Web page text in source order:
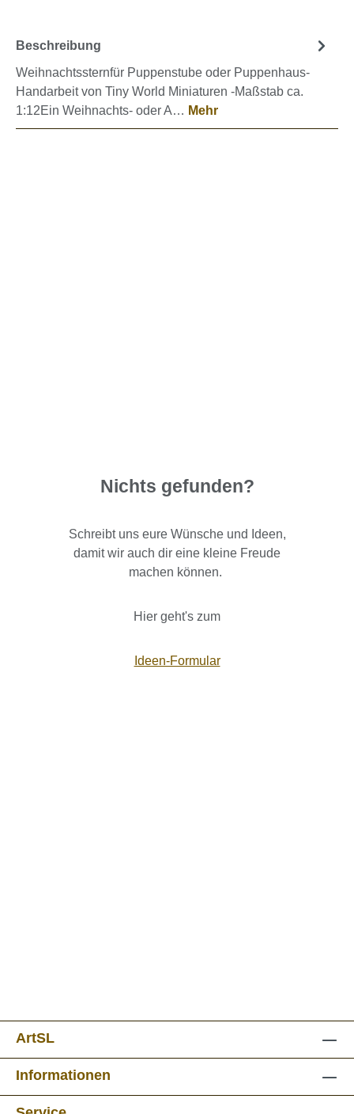
Beschreibung
Weihnachtssternfür Puppenstube oder Puppenhaus-
Handarbeit von Tiny World Miniaturen -Maßstab ca.
1:12Ein Weihnachts- oder A… Mehr
Nichts gefunden?
Schreibt uns eure Wünsche und Ideen,
damit wir auch dir eine kleine Freude
machen können.
Hier geht's zum
Ideen-Formular
ArtSL
Informationen